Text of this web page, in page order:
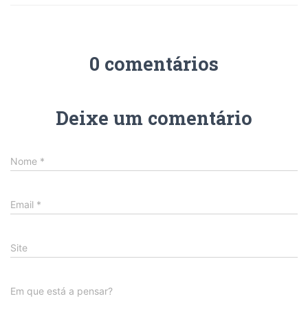
0 comentários
Deixe um comentário
Nome *
Email *
Site
Em que está a pensar?